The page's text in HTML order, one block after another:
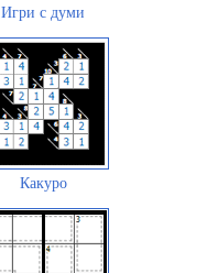
Игри с думи
Какуро